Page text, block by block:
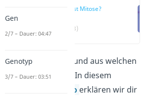
Was ist Mitose?
(00:13)
Was ist eine
und aus welchen
Phasen besteht sie? In diesem
Video erklären wir dir
Gen
2/7 – Dauer: 04:47
Genotyp
3/7 – Dauer: 03:51